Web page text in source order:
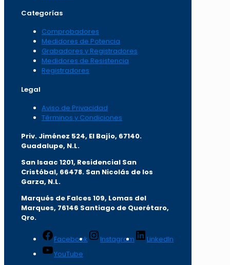
Categorías
Comprobadores
Medidores de Potencia
Grabadores y Registradores
Medidores de Resistencia
Registradores
Legal
Aviso de Privacidad
Términos y Condiciones
Priv. Jiménez 524, El Bajío, 67140.
Guadalupe, N.L.
San Isaac 1201, Residencial San
Cristóbal, 66478. San Nicolás de los
Garza, N.L.
Marqués de Falces 109, Lomas del
Marques, 76146 Santiago de Querétaro,
Qro.
Facebook Instagram
LinkedIn
YouTube